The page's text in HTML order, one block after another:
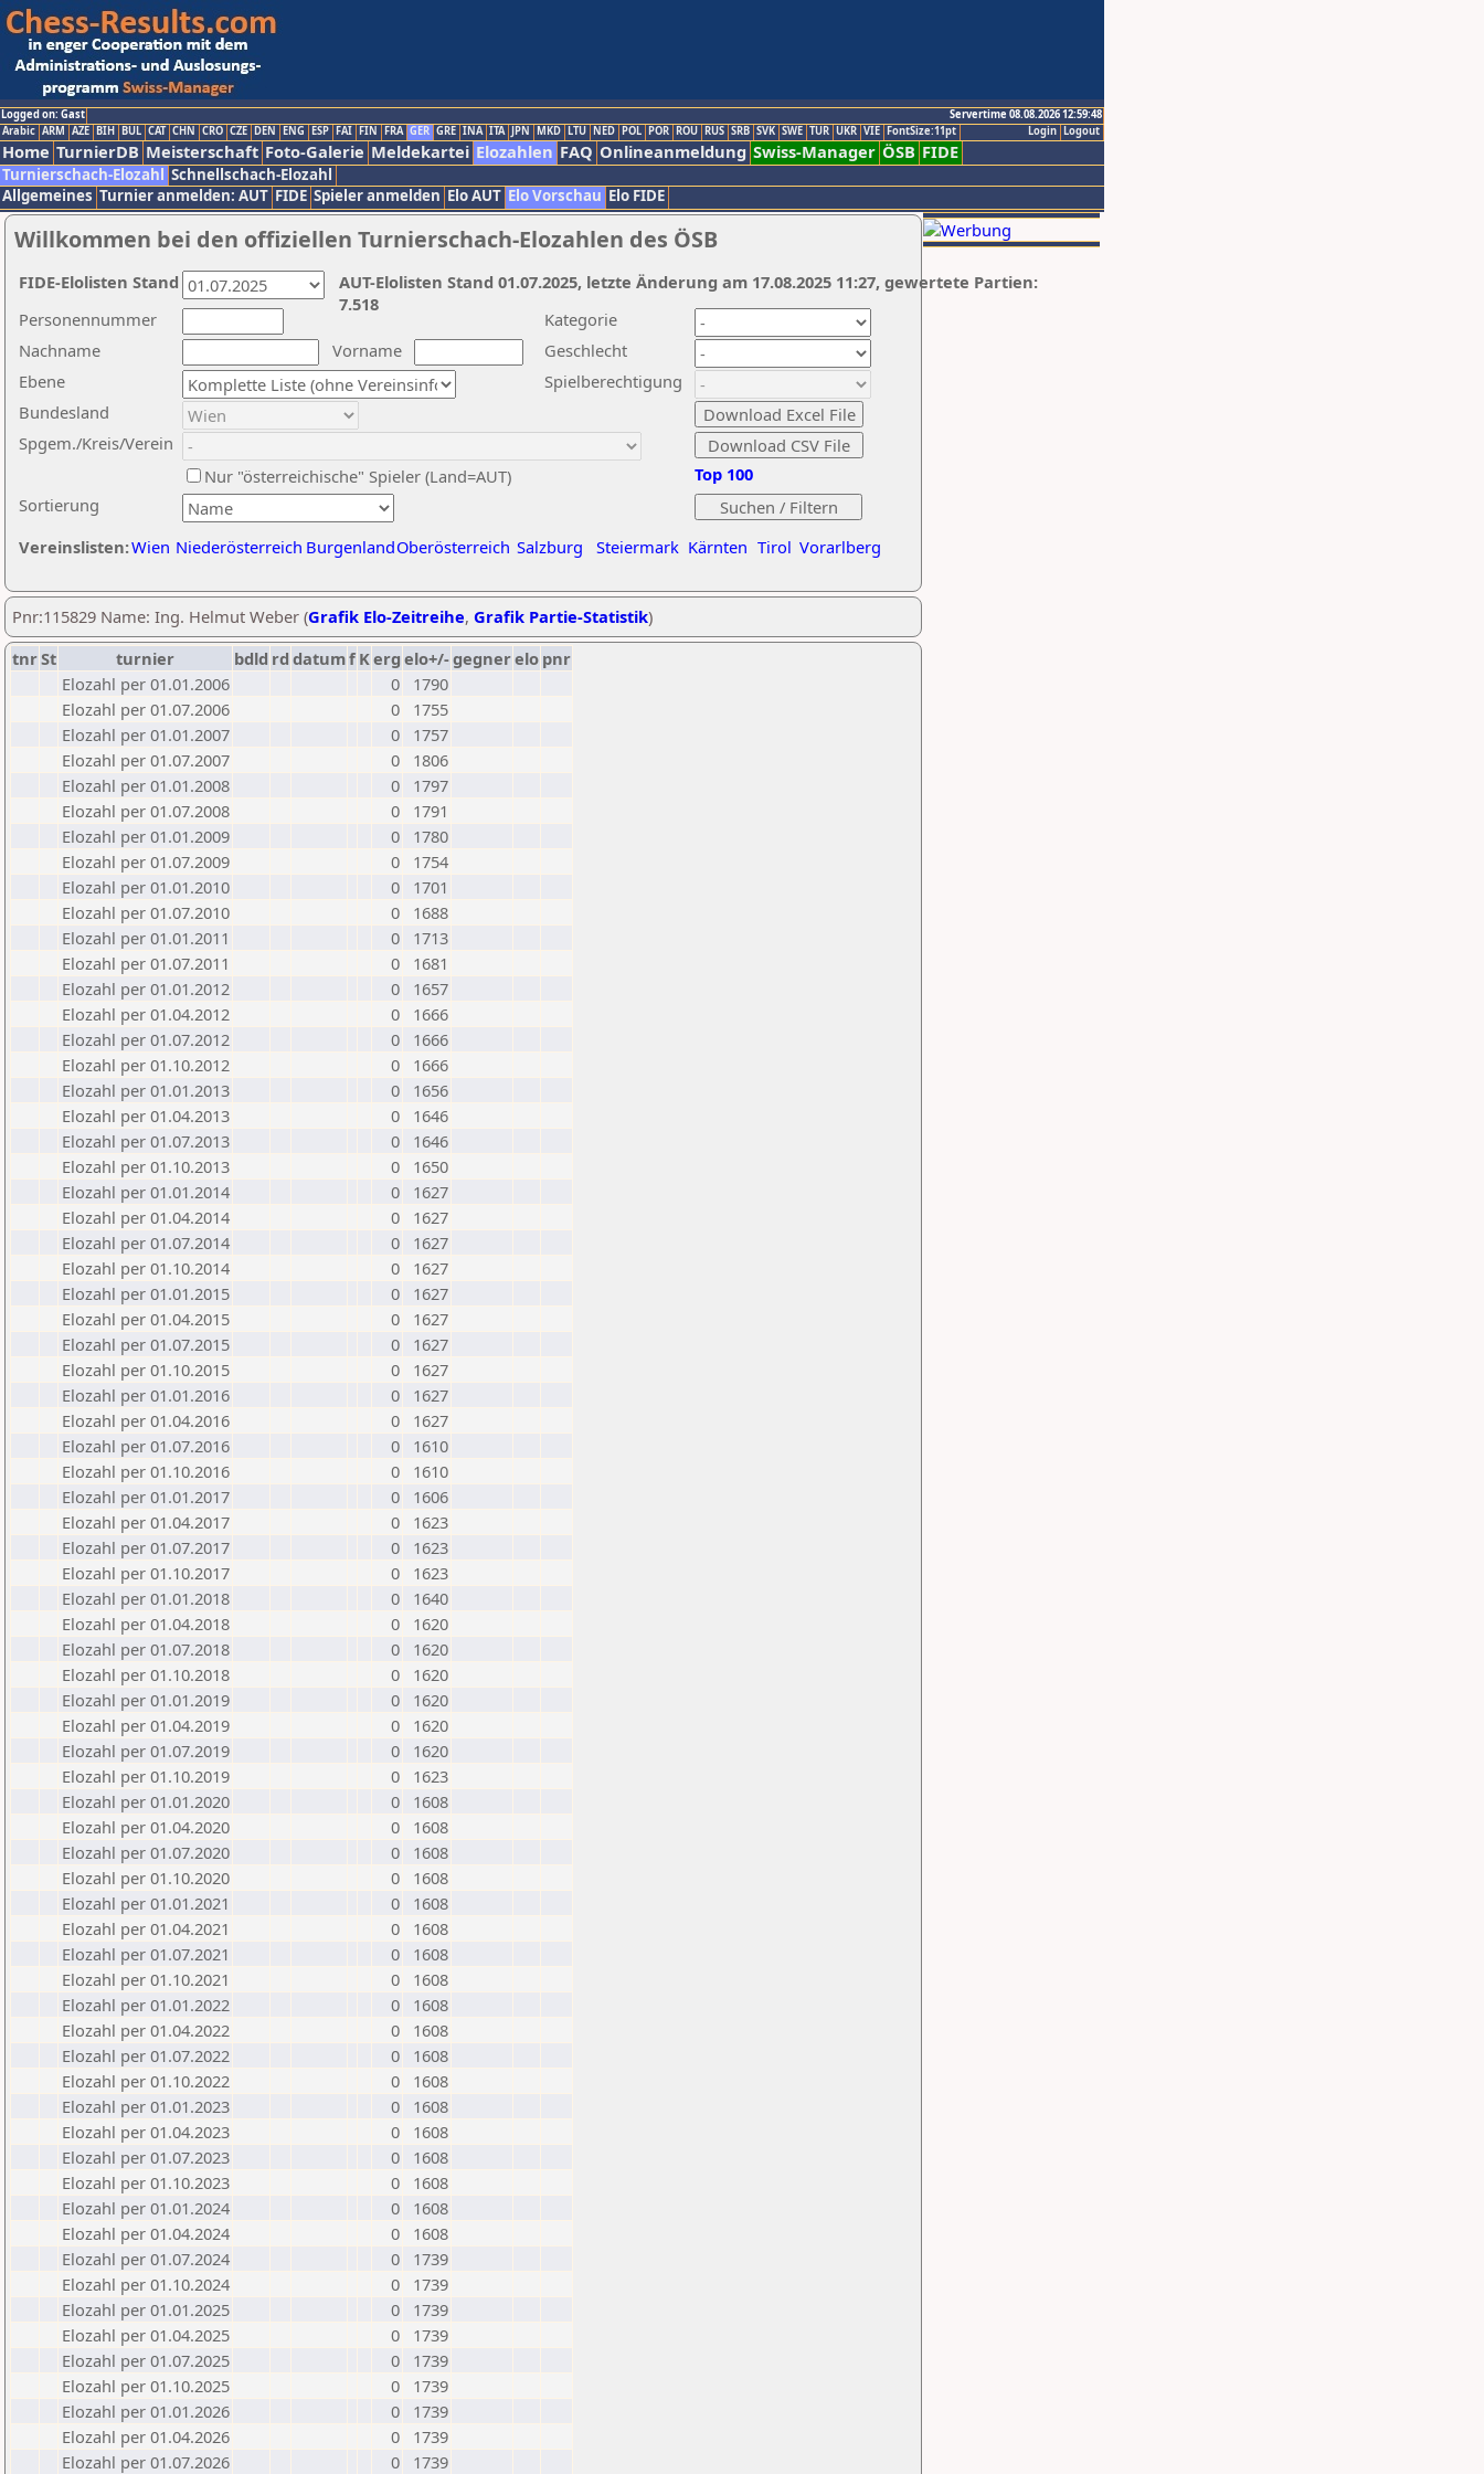
Logged on: Gast
Servertime 08.08.2026 12:59:48
Logout
Login
Arabic ARM AZE BIH BUL CAT CHN CRO CZE DEN ENG ESP FAI FIN FRA GER GRE INA ITA JPN MKD LTU NED POL POR ROU RUS SRB SVK SWE TUR UKR VIE FontSize:11pt
Home TurnierDB Meisterschaft Foto-Galerie Meldekartei Elozahlen FAQ Onlineanmeldung Swiss-Manager ÖSB FIDE
Turnierschach-Elozahl Schnellschach-Elozahl
Allgemeines Turnier anmelden: AUT FIDE Spieler anmelden Elo AUT Elo Vorschau Elo FIDE
Willkommen bei den offiziellen Turnierschach-Elozahlen des ÖSB
Nachname
Vorname
Ebene
Kategorie
Sortierung
Personennummer
Bundesland
Spgem./Kreis/Verein
Geschlecht
Nur "österreichische" Spieler (Land=AUT)
Spielberechtigung
Vereinslisten:Wien Niederösterreich BurgenlandOberösterreich Salzburg Steiermark Kärnten Tirol Vorarlberg
Top 100
AUT-Elolisten Stand 01.07.2025, letzte Änderung am 17.08.2025 11:27, gewertete Partien:
7.518
FIDE-Elolisten Stand
Pnr:115829 Name: Ing. Helmut Weber (Grafik Elo-Zeitreihe, Grafik Partie-Statistik)
tnrSt turnier bdld rd datumf Kerg elo+/-gegnerelo pnr
Elozahl per 01.01.2006
0
1790
Elozahl per 01.07.2006
0
1755
Elozahl per 01.01.2007
0
1757
Elozahl per 01.07.2007
0
1806
Elozahl per 01.01.2008
0
1797
Elozahl per 01.07.2008
0
1791
Elozahl per 01.01.2009
0
1780
Elozahl per 01.07.2009
0
1754
Elozahl per 01.01.2010
0
1701
Elozahl per 01.07.2010
0
1688
Elozahl per 01.01.2011
0
1713
Elozahl per 01.07.2011
0
1681
Elozahl per 01.01.2012
0
1657
Elozahl per 01.04.2012
0
1666
Elozahl per 01.07.2012
0
1666
Elozahl per 01.10.2012
0
1666
Elozahl per 01.01.2013
0
1656
Elozahl per 01.04.2013
0
1646
Elozahl per 01.07.2013
0
1646
Elozahl per 01.10.2013
0
1650
Elozahl per 01.01.2014
0
1627
Elozahl per 01.04.2014
0
1627
Elozahl per 01.07.2014
0
1627
Elozahl per 01.10.2014
0
1627
Elozahl per 01.01.2015
0
1627
Elozahl per 01.04.2015
0
1627
Elozahl per 01.07.2015
0
1627
Elozahl per 01.10.2015
0
1627
Elozahl per 01.01.2016
0
1627
Elozahl per 01.04.2016
0
1627
Elozahl per 01.07.2016
0
1610
Elozahl per 01.10.2016
0
1610
Elozahl per 01.01.2017
0
1606
Elozahl per 01.04.2017
0
1623
Elozahl per 01.07.2017
0
1623
Elozahl per 01.10.2017
0
1623
Elozahl per 01.01.2018
0
1640
Elozahl per 01.04.2018
0
1620
Elozahl per 01.07.2018
0
1620
Elozahl per 01.10.2018
0
1620
Elozahl per 01.01.2019
0
1620
Elozahl per 01.04.2019
0
1620
Elozahl per 01.07.2019
0
1620
Elozahl per 01.10.2019
0
1623
Elozahl per 01.01.2020
0
1608
Elozahl per 01.04.2020
0
1608
Elozahl per 01.07.2020
0
1608
Elozahl per 01.10.2020
0
1608
Elozahl per 01.01.2021
0
1608
Elozahl per 01.04.2021
0
1608
Elozahl per 01.07.2021
0
1608
Elozahl per 01.10.2021
0
1608
Elozahl per 01.01.2022
0
1608
Elozahl per 01.04.2022
0
1608
Elozahl per 01.07.2022
0
1608
Elozahl per 01.10.2022
0
1608
Elozahl per 01.01.2023
0
1608
Elozahl per 01.04.2023
0
1608
Elozahl per 01.07.2023
0
1608
Elozahl per 01.10.2023
0
1608
Elozahl per 01.01.2024
0
1608
Elozahl per 01.04.2024
0
1608
Elozahl per 01.07.2024
0
1739
Elozahl per 01.10.2024
0
1739
Elozahl per 01.01.2025
0
1739
Elozahl per 01.04.2025
0
1739
Elozahl per 01.07.2025
0
1739
Elozahl per 01.10.2025
0
1739
Elozahl per 01.01.2026
0
1739
Elozahl per 01.04.2026
0
1739
Elozahl per 01.07.2026
0 1739